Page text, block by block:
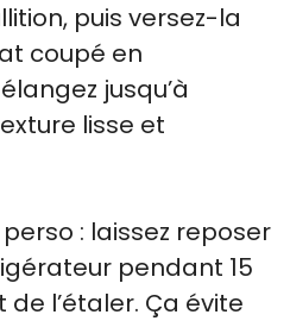
puis versez-la
coupé en
jusqu’à
lisse et
: laissez reposer
pendant 15
l’étaler. Ça évite